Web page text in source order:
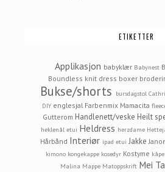
ETIKETTER
Applikasjon babyklær Babynest
Boundless knit dress boxer
Bukse/shorts bursdagstol
DIY englesjal Farbenmix Mamacita
Gutterom Handlenett/veske Heilt
heklenål etui Heldress herzdame
Hårbånd Interiør ipad etui Jakke
kimono kongekappe kosedyr Kostyme kåpe
Malina Mappe Matoppskrift Mei